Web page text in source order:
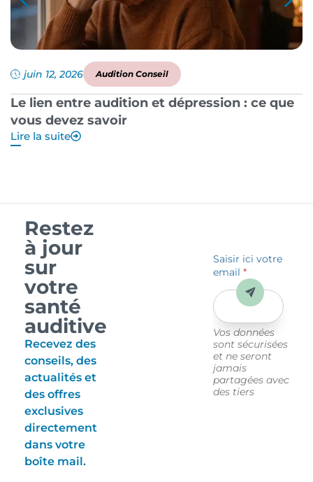
juin 12, 2026 Audition Conseil
Le lien entre audition et dépression : ce que
vous devez savoir
Lire la suite
Restez
à jour
sur
votre
santé
auditive
Recevez des
conseils, des
actualités et
des offres
exclusives
directement
dans votre
boîte mail.
Saisir ici votre
email*
Vos données
sont sécurisées
et ne seront
jamais
partagées avec
des tiers
Envoyer